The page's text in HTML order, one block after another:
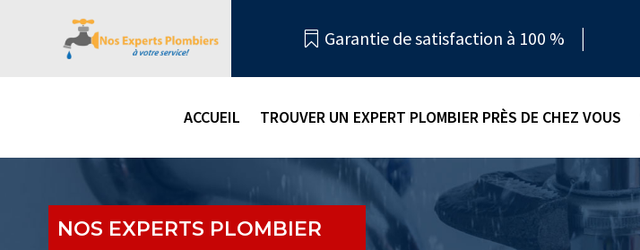
 Garantie de satisfaction à 100 %
ACCUEIL TROUVER UN EXPERT PLOMBIER PRÈS DE CHEZ VOUS
NOS EXPERTS PLOMBIER